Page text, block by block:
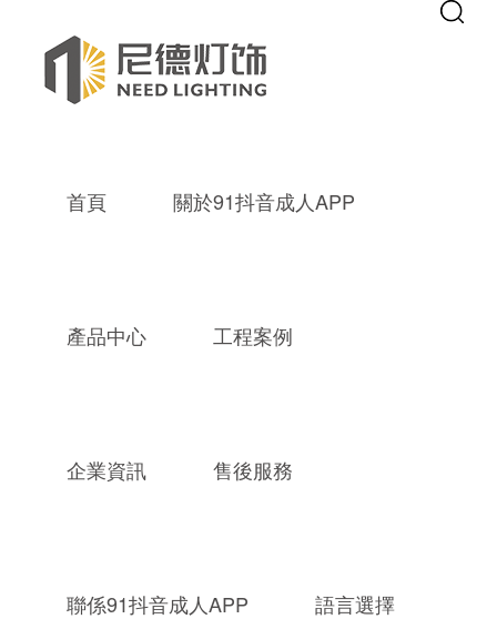
: mkdir(): No space left on device in
Warning : file_put_contents(./cachefile_yuan/septgame.com/cache/
91抖音成人APP,成品抖音短视频,
首頁 關於91抖音成人APP
產品中心 工程案例
企業資訊 售後服務
聯係91抖音成人APP 語言選擇